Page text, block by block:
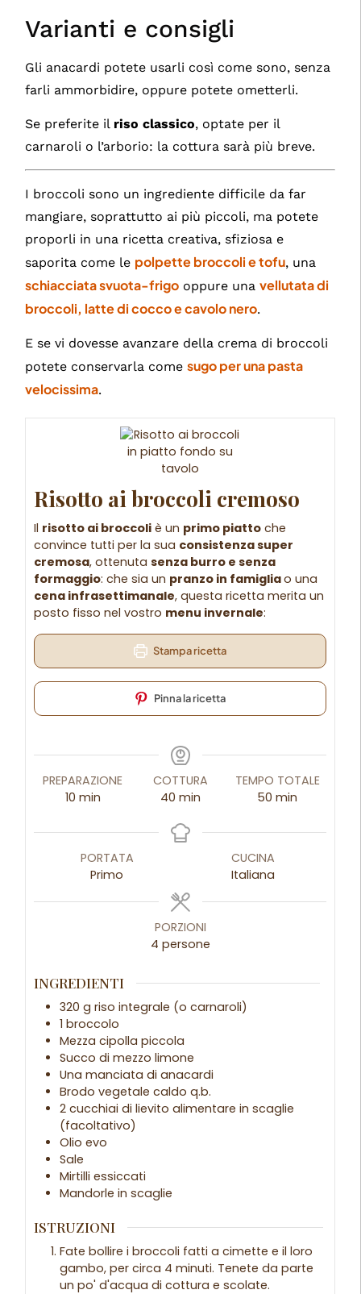
Varianti e consigli
Gli anacardi potete usarli così come sono, senza
farli ammorbidire, oppure potete ometterli.
Se preferite il riso classico, optate per il
carnaroli o l’arborio: la cottura sarà più breve.
I broccoli sono un ingrediente difficile da far
mangiare, soprattutto ai più piccoli, ma potete
proporli in una ricetta creativa, sfiziosa e
saporita come le polpette broccoli e tofu, una
schiacciata svuota-frigo oppure unavellutata di
broccoli, latte di cocco e cavolo nero.
E se vi dovesse avanzare della crema di broccoli
potete conservarla comesugo per una pasta
velocissima.
Risotto ai broccoli cremoso
Il risotto ai broccoli è un primo piatto che
convince tutti per la sua consistenza super
cremosa, ottenutasenza burro e senza
formaggio: che sia un pranzo in famigliao una
cena infrasettimanale, questa ricetta merita un
posto fisso nel vostro menu invernale:
Stampa ricetta
Pinna la ricetta
PREPARAZIONE
10 min
COTTURA
40 min
TEMPO TOTALE
50 min
PORTATA
Primo
CUCINA
Italiana
PORZIONI
4 persone
INGREDIENTI
320 g riso integrale (o carnaroli)
1 broccolo
Mezza cipolla piccola
Succo di mezzo limone
Una manciata di anacardi
Brodo vegetale caldo q.b.
2 cucchiai di lievito alimentare in scaglie
(facoltativo)
Olio evo
Sale
Mirtilli essiccati
Mandorle in scaglie
ISTRUZIONI
Fate bollire i broccoli fatti a cimette e il loro
gambo, per circa 4 minuti. Tenete da parte
un po' d'acqua di cottura e scolate.